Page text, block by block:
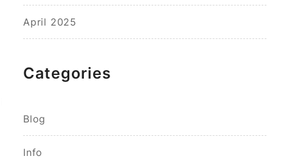
April 2025
Categories
Blog
Info